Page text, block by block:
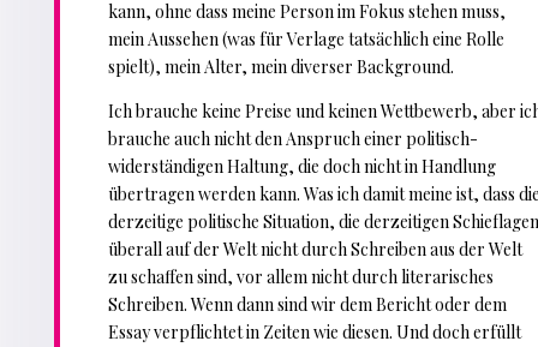
kann, ohne dass meine Person im Fokus stehen muss,
mein Aussehen (was für Verlage tatsächlich eine Rolle
spielt), mein Alter, mein diverser Background.
Ich brauche keine Preise und keinen Wettbewerb, aber
brauche auch nicht den Anspruch einer politisch-
widerständigen Haltung, die doch nicht in Handlung
übertragen werden kann. Was ich damit meine ist, dass
derzeitige politische Situation, die derzeitigen
überall auf der Welt nicht durch Schreiben aus der Welt
zu schaffen sind, vor allem nicht durch literarisches
Schreiben. Wenn dann sind wir dem Bericht oder dem
Essay verpflichtet in Zeiten wie diesen. Und doch erfüllt